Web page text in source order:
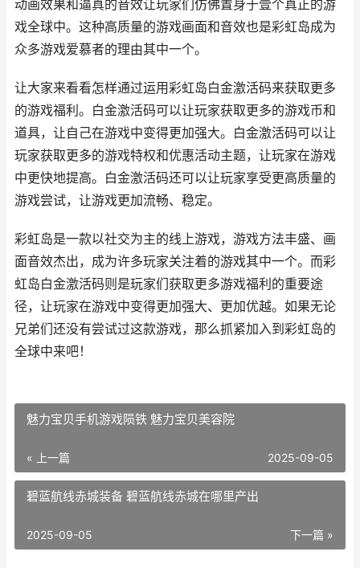
动画效果和逼真的音效让玩家们仿佛置身于壹个真正的游
戏全球中。这种高质量的游戏画面和音效也是彩虹岛成为
众多游戏爱慕者的理由其中一个。
让大家来看看怎样通过运用彩虹岛白金激活码来获取更多
的游戏福利。白金激活码可以让玩家获取更多的游戏币和
道具，让自己在游戏中变得更加强大。白金激活码可以让
玩家获取更多的游戏特权和优惠活动主题，让玩家在游戏
中更快地提高。白金激活码还可以让玩家享受更高质量的
游戏尝试，让游戏更加流畅、稳定。
彩虹岛是一款以社交为主的线上游戏，游戏方法丰盛、画
面音效杰出，成为许多玩家关注着的游戏其中一个。而彩
虹岛白金激活码则是玩家们获取更多游戏福利的重要途
径，让玩家在游戏中变得更加强大、更加优越。如果无论
兄弟们还没有尝试过这款游戏，那么抓紧加入到彩虹岛的
全球中来吧！
魅力宝贝手机游戏陨铁 魅力宝贝美容院
« 上一篇 2025-09-05
碧蓝航线赤城装备 碧蓝航线赤城在哪里产出
下一篇 »
2025-09-05